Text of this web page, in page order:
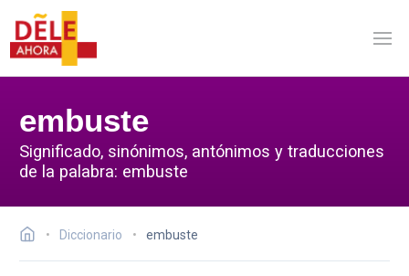
embuste
Significado, sinónimos, antónimos y traducciones
de la palabra: embuste
Diccionario embuste